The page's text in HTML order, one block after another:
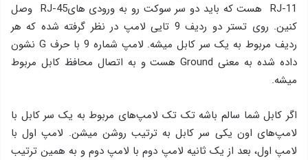
RJ-11 هست که باید دو سر سوکت رو به ورودی هایRJ-45 وصل
کنین. روی تستر دو ردیف 9 تایی لامپ در نظر گرفته شده که هر
ردیف مربوط به یک سر کابل میشه. لامپ شماره 9 با حرف G نشون
داده شده به معنی Ground هست و به اتصال محافظ کابل مربوط
میشه.
اگر کابل شما سالم باشه تک تک لامپ‌های مربوط به یک سر کابل با
لامپ‌های اون یکی سر کابل به ترتیب روشن میشن. لامپ اول با
لامپ اول، بعد از یک ثانیه لامپ دوم با لامپ دوم و به همین ترتیب